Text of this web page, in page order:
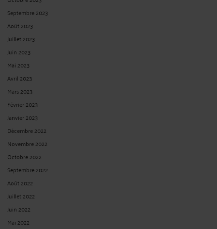
Septembre 2023
Août 2023
Juillet 2023
Juin 2023
Mai 2023
Avril 2023
Mars 2023
Février 2023
Janvier 2023
Décembre 2022
Novembre 2022
Octobre 2022
Septembre 2022
Août 2022
Juillet 2022
Juin 2022
Mai 2022